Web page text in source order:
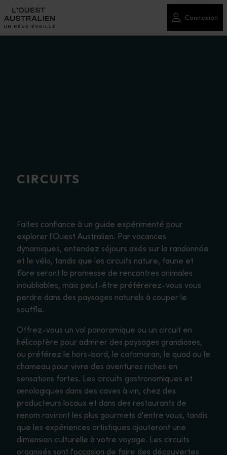
Connexion
CIRCUITS
Faites confiance à un guide expérimenté pour
explorer l'Ouest Australien. Par vacances
dynamiques, entendez séjours axés sur la randonnée
et le vélo, tandis que les circuits nature, faune et
flore seront la promesse de rencontres animales
inoubliables, mais peut-être préférerez-vous vous
perdre dans des paysages naturels à couper le
souffle.
Offrez-vous un vol panoramique ou un circuit en
hélicoptère pour admirer des paysages grandioses,
ou préférez le hors-bord, le catamaran, le quad ou le
chameau pour vivre des aventures riches en
sensations fortes. Les circuits gastronomiques et
œnologiques dans des caves à vin, chez des
producteurs locaux et dans des restaurants de
renom raviront les plus gourmets d'entre vous, tandis
que les expériences artistiques ajouteront une
dimension culturelle à votre voyage. Les circuits
organisés sont l'occasion de faire des découvertes